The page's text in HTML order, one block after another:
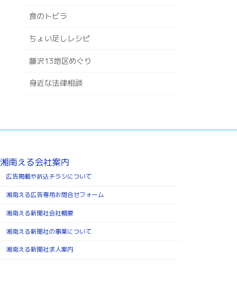
食のトビラ
ちょい足しレシピ
藤沢13地区めぐり
身近な法律相談
湘南える会社案内
広告掲載や折込チラシについて
湘南える広告専用お問合せフォーム
湘南える新聞社会社概要
湘南える新聞社の事業について
湘南える新聞社求人案内